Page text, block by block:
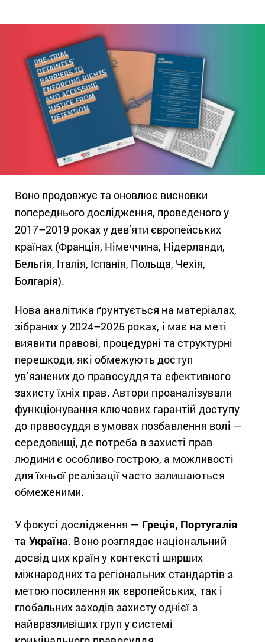
Воно продовжує та оновлює висновки
попереднього дослідження, проведеного у
2017–2019 роках у дев’яти європейських
країнах (Франція, Німеччина, Нідерланди,
Бельгія, Італія, Іспанія, Польща, Чехія,
Болгарія).
Нова аналітика ґрунтується на матеріалах,
зібраних у 2024–2025 роках, і має на меті
виявити правові, процедурні та структурні
перешкоди, які обмежують доступ
ув’язнених до правосуддя та ефективного
захисту їхніх прав. Автори проаналізували
функціонування ключових гарантій доступу
до правосуддя в умовах позбавлення волі —
середовищі, де потреба в захисті прав
людини є особливо гострою, а можливості
для їхньої реалізації часто залишаються
обмеженими.
У фокусі дослідження — Греція, Португалія
та Україна. Воно розглядає національний
досвід цих країн у контексті ширших
міжнародних та регіональних стандартів з
метою посилення як європейських, так і
глобальних заходів захисту однієї з
найвразливіших груп у системі